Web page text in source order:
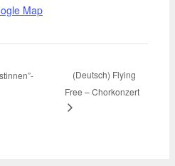
Map
(Deutsch) Flying
Free – Chorkonzert